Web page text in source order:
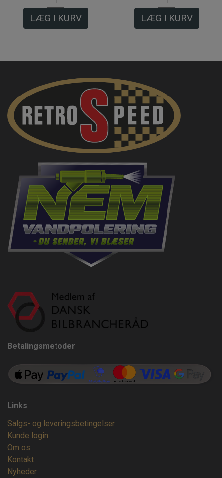
LÆG I KURV LÆG I KURV
Betalingsmetoder
Links
Salgs- og leveringsbetingelser
Kunde login
Om os
Kontakt
Nyheder